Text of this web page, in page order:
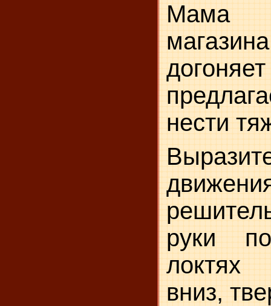
Мама
нести
ру­ки
вниз,